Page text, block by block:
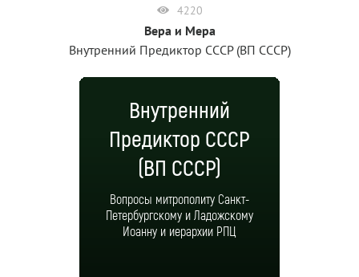
4220
Вера и Мера
Внутренний Предиктор СССР (ВП СССР)
Внутренний
Предиктор СССР
(ВП СССР)
Вопросы митрополиту Санкт-
Петербургскому и Ладожскому
Иоанну и иерархии РПЦ